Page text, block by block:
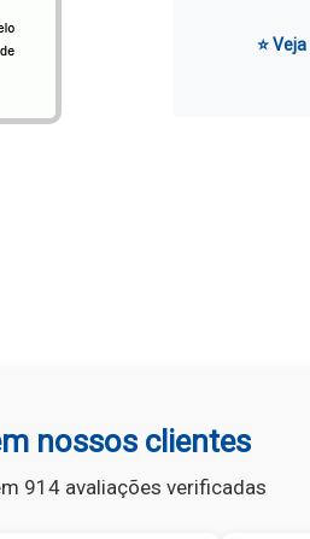
⭐
nossos clientes
914 avaliações verificadas